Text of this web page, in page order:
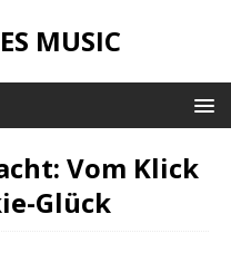
MUSIC
Vom Klick
Glück